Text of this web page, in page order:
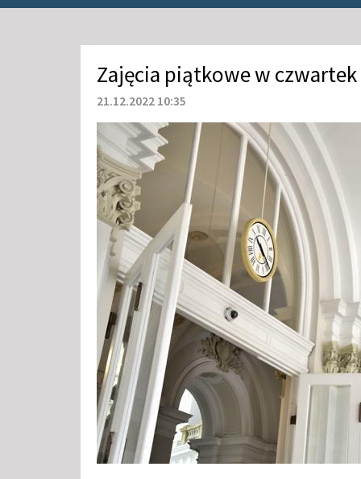
Zajęcia piątkowe w czwartek
21.12.2022 10:35